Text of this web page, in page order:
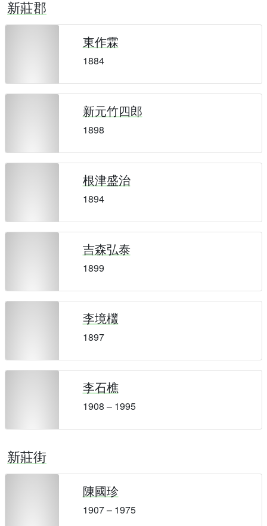
新莊郡
東作霖
1884
新元竹四郎
1898
根津盛治
1894
吉森弘泰
1899
李境欉
1897
李石樵
1908 – 1995
新莊街
陳國珍
1907 – 1975